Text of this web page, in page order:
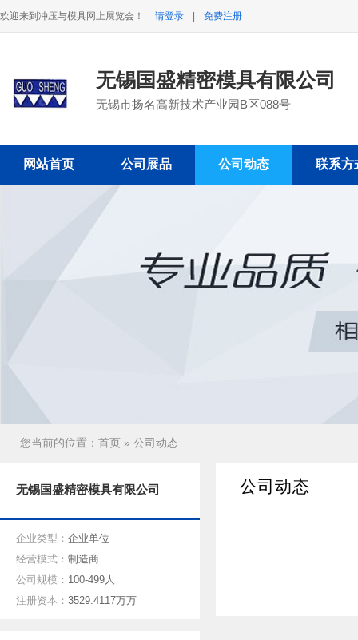
欢迎来到冲压与模具网上展览会！ 请登录 免费注册
无锡国盛精密模具有限公司
无锡市扬名高新技术产业园B区088号
网站首页 公司展品 公司动态 联系方
您当前的位置： 首页 » 公司动态
无锡国盛精密模具有限公司
企业类型： 企业单位
经营模式： 制造商
公司规模： 100-499人
注册资本： 3529.4117万万
公司动态